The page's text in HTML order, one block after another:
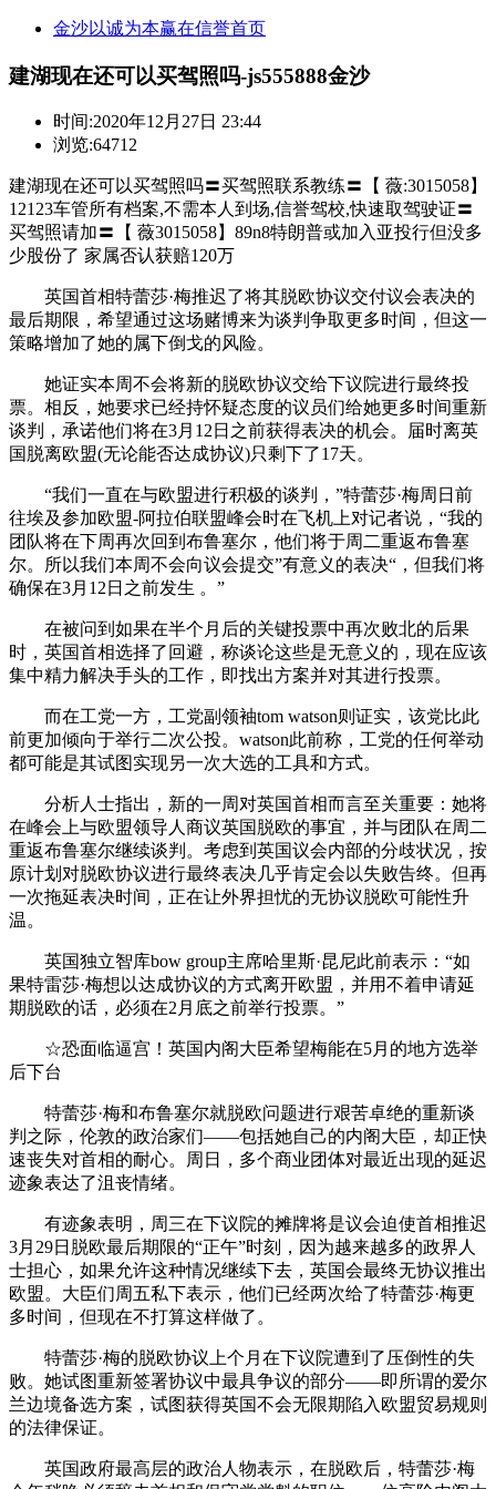
金沙以诚为本赢在信誉首页
建湖现在还可以买驾照吗-js555888金沙
时间:2020年12月27日 23:44
浏览:64712
建湖现在还可以买驾照吗〓买驾照联系教练〓【 薇:3015058】
12123车管所有档案,不需本人到场,信誉驾校,快速取驾驶证〓
买驾照请加〓【 薇3015058】89n8特朗普或加入亚投行但没多
少股份了 家属否认获赔120万
英国首相特蕾莎·梅推迟了将其脱欧协议交付议会表决的
最后期限，希望通过这场赌博来为谈判争取更多时间，但这一
策略增加了她的属下倒戈的风险。
她证实本周不会将新的脱欧协议交给下议院进行最终投
票。相反，她要求已经持怀疑态度的议员们给她更多时间重新
谈判，承诺他们将在3月12日之前获得表决的机会。届时离英
国脱离欧盟(无论能否达成协议)只剩下了17天。
“我们一直在与欧盟进行积极的谈判，”特蕾莎·梅周日前
往埃及参加欧盟-阿拉伯联盟峰会时在飞机上对记者说，“我的
团队将在下周再次回到布鲁塞尔，他们将于周二重返布鲁塞
尔。所以我们本周不会向议会提交”有意义的表决“，但我们将
确保在3月12日之前发生 。”
在被问到如果在半个月后的关键投票中再次败北的后果
时，英国首相选择了回避，称谈论这些是无意义的，现在应该
集中精力解决手头的工作，即找出方案并对其进行投票。
而在工党一方，工党副领袖tom watson则证实，该党比此
前更加倾向于举行二次公投。watson此前称，工党的任何举动
都可能是其试图实现另一次大选的工具和方式。
分析人士指出，新的一周对英国首相而言至关重要：她将
在峰会上与欧盟领导人商议英国脱欧的事宜，并与团队在周二
重返布鲁塞尔继续谈判。考虑到英国议会内部的分歧状况，按
原计划对脱欧协议进行最终表决几乎肯定会以失败告终。但再
一次拖延表决时间，正在让外界担忧的无协议脱欧可能性升
温。
英国独立智库bow group主席哈里斯·昆尼此前表示：“如
果特雷莎·梅想以达成协议的方式离开欧盟，并用不着申请延
期脱欧的话，必须在2月底之前举行投票。”
☆恐面临逼宫！英国内阁大臣希望梅能在5月的地方选举
后下台
特蕾莎·梅和布鲁塞尔就脱欧问题进行艰苦卓绝的重新谈
判之际，伦敦的政治家们——包括她自己的内阁大臣，却正快
速丧失对首相的耐心。周日，多个商业团体对最近出现的延迟
迹象表达了沮丧情绪。
有迹象表明，周三在下议院的摊牌将是议会迫使首相推迟
3月29日脱欧最后期限的“正午”时刻，因为越来越多的政界人
士担心，如果允许这种情况继续下去，英国会最终无协议推出
欧盟。大臣们周五私下表示，他们已经两次给了特蕾莎·梅更
多时间，但现在不打算这样做了。
特蕾莎·梅的脱欧协议上个月在下议院遭到了压倒性的失
败。她试图重新签署协议中最具争议的部分——即所谓的爱尔
兰边境备选方案，试图获得英国不会无限期陷入欧盟贸易规则
的法律保证。
英国政府最高层的政治人物表示，在脱欧后，特蕾莎·梅